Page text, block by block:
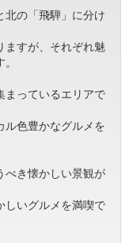
北の「飛騨」に分け
ますが、それぞれ魅
まっているエリアで
ル色豊かなグルメを
べき懐かしい景観が
しいグルメを満喫で